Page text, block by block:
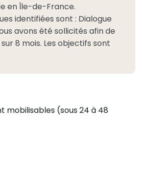
en Île-de-France.
identifiées sont : Dialogue
avons été sollicités afin de
8 mois. Les objectifs sont
mobilisables (sous 24 à 48